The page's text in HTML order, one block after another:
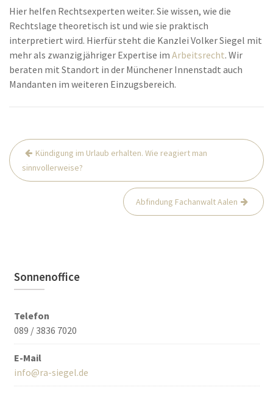
Hier helfen Rechtsexperten weiter. Sie wissen, wie die
Rechtslage theoretisch ist und wie sie praktisch
interpretiert wird. Hierfür steht die Kanzlei Volker Siegel mit
mehr als zwanzigjähriger Expertise im Arbeitsrecht. Wir
beraten mit Standort in der Münchener Innenstadt auch
Mandanten im weiteren Einzugsbereich.
Beitrags-
Navigation
Kündigung im Urlaub erhalten. Wie reagiert man
sinnvollerweise?
Abfindung Fachanwalt Aalen
Sonnenoffice
Telefon
089 / 3836 7020
E-Mail
info@ra-siegel.de